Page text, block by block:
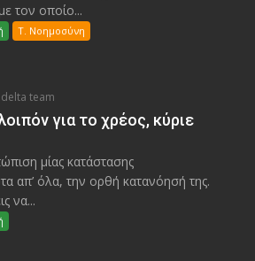
τον οποίο...
Τ. Νοημοσύνη
delta team
για το χρέος, κύριε
μίας κατάστασης
απ’ όλα, την ορθή κατανόησή της.
να...